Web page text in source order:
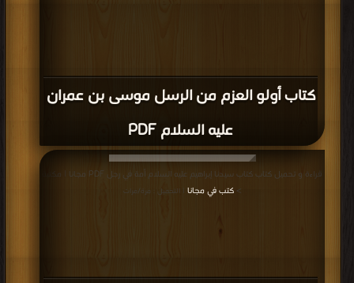
كتاب أولو العزم من الرسل موسى بن عمران
عليه السلام PDF
قراءة و تحميل كتاب كتاب سيدنا إبراهيم عليه السلام أمة في رجل PDF مجانا | مكتبة
>كتب في مجانا | التحميل : مرة/مرات